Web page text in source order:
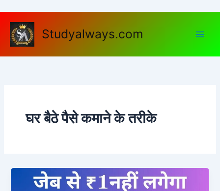
content
Studyalways.com
घर बैठे पैसे कमाने के तरीके